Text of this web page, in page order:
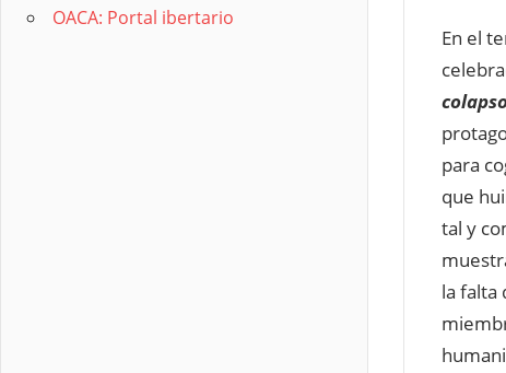
En el
para
que
tal y
la falta
OACA: Portal ibertario